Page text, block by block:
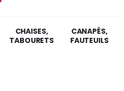
CHAISES,
TABOURETS
CANAPÉS,
FAUTEUILS